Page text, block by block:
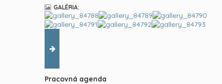
GALÉRIA:
Pracovná agenda